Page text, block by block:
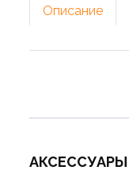
Описание
АКСЕССУАРЫ